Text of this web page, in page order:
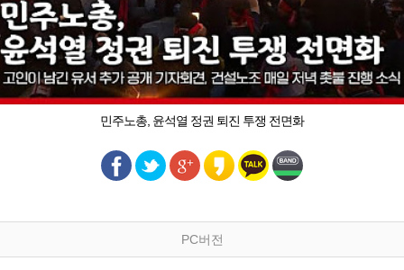
민주노총, 윤석열 정권 퇴진 투쟁 전면화
PC버전